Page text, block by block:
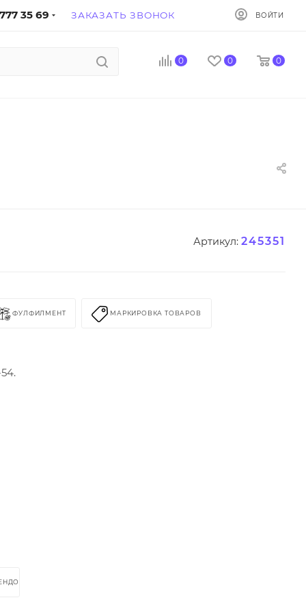
35 69 ЗАКАЗАТЬ ЗВОНОК ВОЙТИ
0 0 0
Артикул: 245351
ФУЛФИЛМЕНТ МАРКИРОВКА ТОВАРОВ